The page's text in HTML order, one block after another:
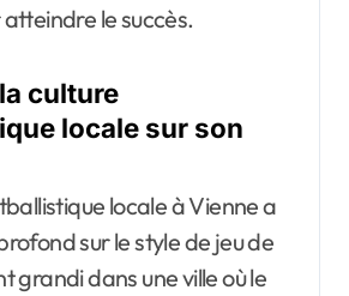
le succès.
culture
locale sur son
locale à Vienne a
sur le style de jeu de
grandi dans une ville où le